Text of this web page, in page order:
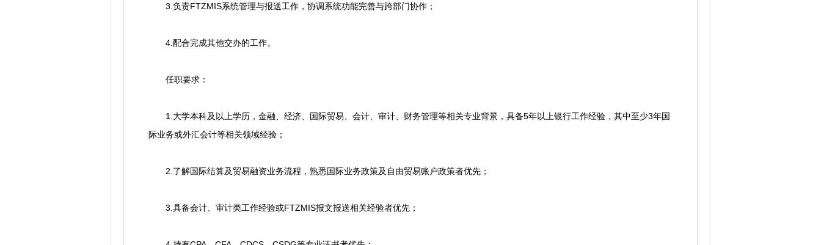
3.负责FTZMIS系统管理与报送工作，协调系统功能完善与跨部门协作；
4.配合完成其他交办的工作。
任职要求：
1.大学本科及以上学历，金融、经济、国际贸易、会计、审计、财务管理等相关专业背景，具备5年以上银行工作经验，其中至少3年国
际业务或外汇会计等相关领域经验；
2.了解国际结算及贸易融资业务流程，熟悉国际业务政策及自由贸易账户政策者优先；
3.具备会计、审计类工作经验或FTZMIS报文报送相关经验者优先；